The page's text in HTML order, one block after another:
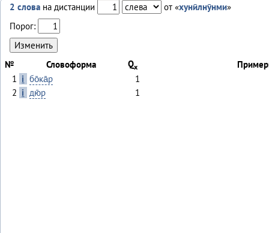
2 слована дистанции от «хунӣлнӯнми»
Порог:
№ Словоформа Qx
1
i бо̄ка̄р
1
2 i дю̄р 1